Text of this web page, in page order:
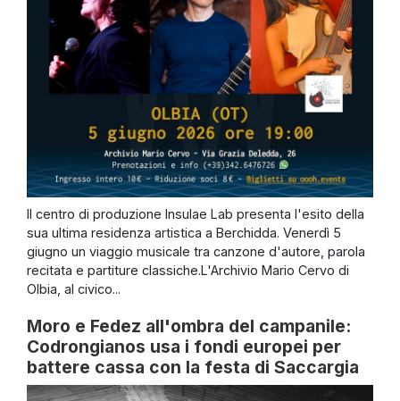
Il centro di produzione Insulae Lab presenta l'esito della
sua ultima residenza artistica a Berchidda. Venerdì 5
giugno un viaggio musicale tra canzone d'autore, parola
recitata e partiture classiche.L'Archivio Mario Cervo di
Olbia, al civico...
Moro e Fedez all'ombra del campanile:
Codrongianos usa i fondi europei per
battere cassa con la festa di Saccargia